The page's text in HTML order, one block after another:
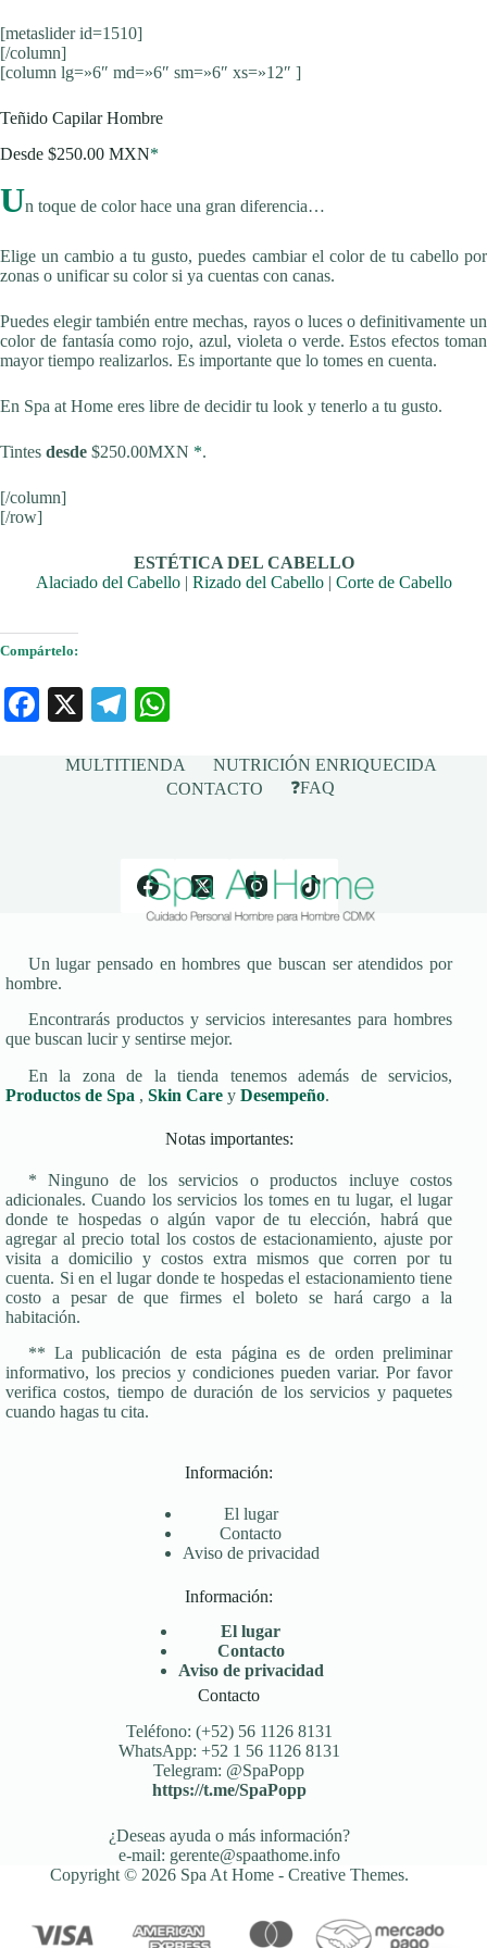
[metaslider id=1510]
[/column]
[column lg=»6″ md=»6″ sm=»6″ xs=»12″ ]
Teñido Capilar Hombre
Desde $250.00 MXN*
Un toque de color hace una gran diferencia…
Elige un cambio a tu gusto, puedes cambiar el color de tu cabello por
zonas o unificar su color si ya cuentas con canas.
Puedes elegir también entre mechas, rayos o luces o definitivamente un
color de fantasía como rojo, azul, violeta o verde. Estos efectos toman
mayor tiempo realizarlos. Es importante que lo tomes en cuenta.
En Spa at Home eres libre de decidir tu look y tenerlo a tu gusto.
Tintes desde $250.00MXN *.
[/column]
[/row]
ESTÉTICA DEL CABELLO
Alaciado del Cabello| Rizado del Cabello| Corte de Cabello
Compártelo:
Fa
bo
X
Te
gr ts
A
MULTITIENDA
NUTRICIÓN ENRIQUECIDA
CONTACTO
❓FAQ
Un lugar pensado en hombres que buscan ser atendidos por
hombre.
Encontrarás productos y servicios interesantes para hombres
que buscan lucir y sentirse mejor.
En la zona de la tienda tenemos además de servicios,
Productos de Spa , Skin Care y Desempeño.
Notas importantes:
* Ninguno de los servicios o productos incluye costos
adicionales. Cuando los servicios los tomes en tu lugar, el lugar
donde te hospedas o algún vapor de tu elección, habrá que
agregar al precio total los costos de estacionamiento, ajuste por
visita a domicilio y costos extra mismos que corren por tu
cuenta. Si en el lugar donde te hospedas el estacionamiento tiene
costo a pesar de que firmes el boleto se hará cargo a la
habitación.
** La publicación de esta página es de orden preliminar
informativo, los precios y condiciones pueden variar. Por favor
verifica costos, tiempo de duración de los servicios y paquetes
cuando hagas tu cita.
Información:
El lugar
Contacto
Aviso de privacidad
Información:
El lugar
Contacto
Aviso de privacidad
Contacto
Teléfono: (+52) 56 1126 8131
WhatsApp: +52 1 56 1126 8131
Telegram: @SpaPopp
https://t.me/SpaPopp
¿Deseas ayuda o más información?
e-mail: gerente@spaathome.info
Copyright © 2026 Spa At Home - Creative Themes.